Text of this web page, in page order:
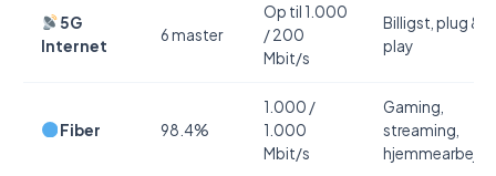
5G
Internet
6 master
Op til 1.000
/ 200
Mbit/s
Billigst, plug &
play
Fiber 98.4%
1.000 /
1.000
Mbit/s
Gaming,
streaming,
hjemmearbejde